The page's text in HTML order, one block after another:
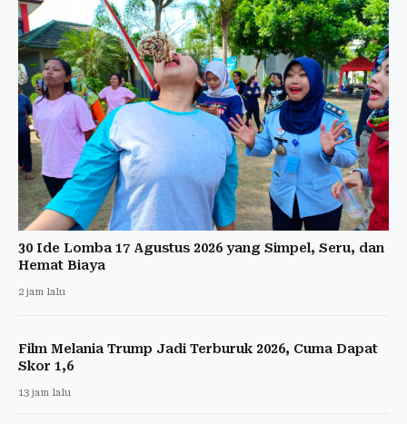
30 Ide Lomba 17 Agustus 2026 yang Simpel, Seru, dan
Hemat Biaya
2 jam lalu
Film Melania Trump Jadi Terburuk 2026, Cuma Dapat
Skor 1,6
13 jam lalu